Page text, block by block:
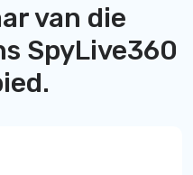
van die
SpyLive360